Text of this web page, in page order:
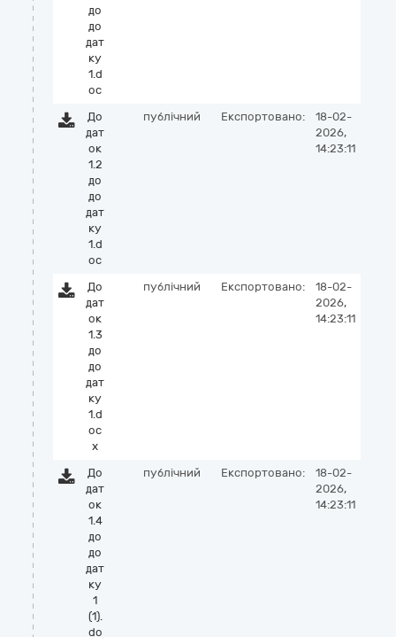
до
до
дат
ку
1.d
oc
До
дат
ок
1.2
до
до
дат
ку
1.d
oc
публічний Експортовано:
18-02-
2026,
14:23:11
До
дат
ок
1.3
до
до
дат
ку
1.d
oc
x
публічний Експортовано:
18-02-
2026,
14:23:11
До
дат
ок
1.4
до
до
дат
ку
1
(1).
do
публічний Експортовано:
18-02-
2026,
14:23:11